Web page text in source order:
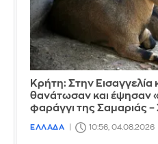
Κρήτη: Στην Εισαγγελία
θανάτωσαν και έψησαν
φαράγγι της Σαμαριάς –
ΕΛΛΑΔΑ 10:56, 04.08.2026